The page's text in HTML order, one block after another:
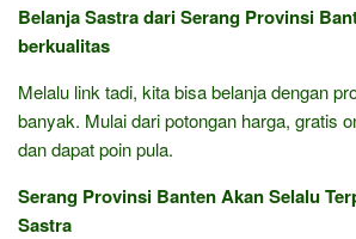
Belanja Sastra dari Serang Provinsi
berkualitas
Melalu link tadi, kita bisa belanja dengan
banyak. Mulai dari potongan harga, gratis
dan dapat poin pula.
Serang Provinsi Banten Akan Selalu
Sastra